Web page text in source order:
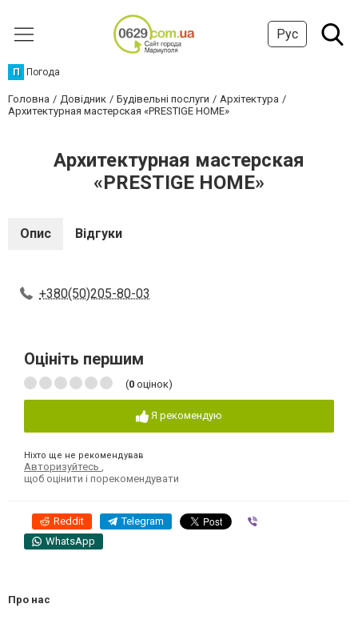
Рус
П Погода
Головна Довідник Будівельні послуги
Архітектура
Архитектурная мастерская «PRESTIGE HOME»
Архитектурная мастерская
«PRESTIGE HOME»
Опис Відгуки
+380(50)205-80-03
Оцініть першим
(0 оцінок)
Я рекомендую
Ніхто ще не рекомендував
Авторизуйтесь
щоб оцінити і порекомендувати
Reddit Telegram
WhatsApp
Про нас